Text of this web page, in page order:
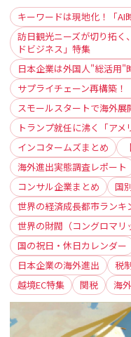
キーワードは現地化！「AI
訪日観光ニーズが切り拓く
ドビジネス」特集
日本企業は外国人"総活用"
サプライチェーン再構築！
スモールスタートで海外
トランプ就任に沸く「アメ
インコタームズまとめ
海外進出実態調査レポート
コンサル企業まとめ
国
世界の経済成長都市ランキ
世界の財閥（コングロマリ
国の祝日・休日カレンダー
日本企業の海外進出
税
越境EC特集
関税 海